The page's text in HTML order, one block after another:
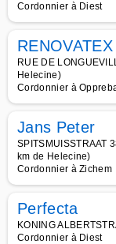
Cordonnier à Diest
RENOVATEX
RUE DE
Helecine)
Cordonnier à
Jans Peter
SPITSMUISSTRAAT
km de Helecine)
Cordonnier à Zichem
Perfecta
KONING
Cordonnier à Diest